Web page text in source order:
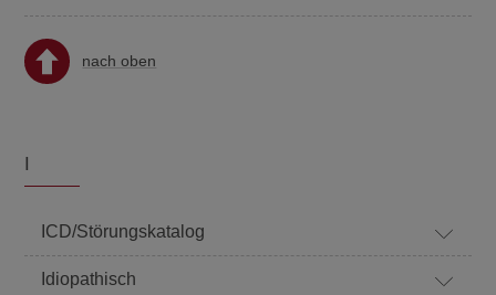
nach oben
I
ICD/Störungskatalog
Idiopathisch